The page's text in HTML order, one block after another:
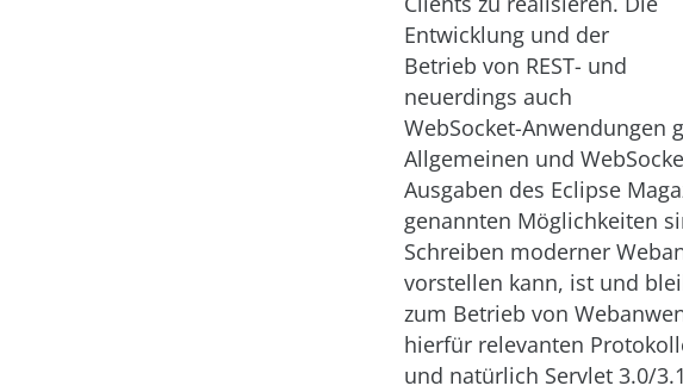
Entwicklung und der
Betrieb von REST- und
neuerdings auch
WebSocket-Anwendungen
Allgemeinen und
Ausgaben des Eclipse
genannten Möglichkeiten
Schreiben moderner
vorstellen kann, ist und
zum Betrieb von
hierfür relevanten
und natürlich Servlet 3.0/